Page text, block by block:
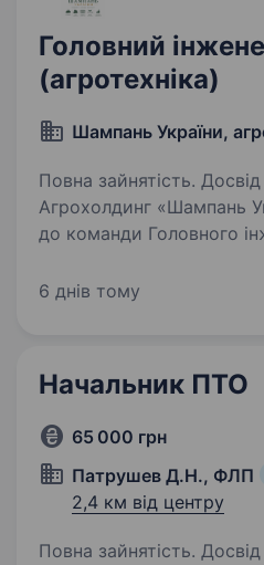
Головний
(агротехніка)
Шампань України,
Повна зайнятість.
Агрохолдинг «Шампань
до команди Головного
Одеська область
6 днів тому
Начальник ПТО
65 000 грн
Патрушев Д.Н., ФЛП
2,4 км від центру
Повна зайнятість.